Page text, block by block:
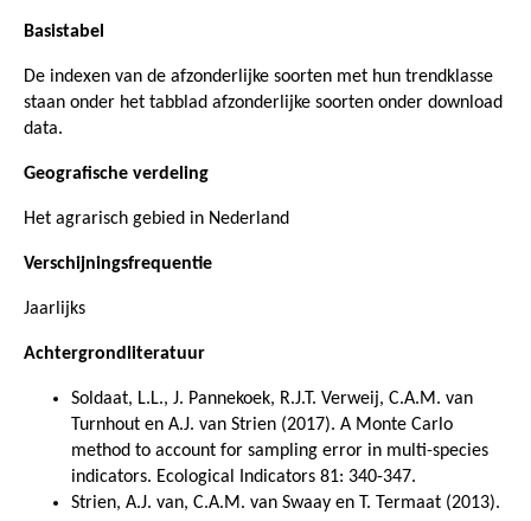
Basistabel
De indexen van de afzonderlijke soorten met hun trendklasse
staan onder het tabblad afzonderlijke soorten onder download
data.
Geografische verdeling
Het agrarisch gebied in Nederland
Verschijningsfrequentie
Jaarlijks
Achtergrondliteratuur
Soldaat, L.L., J. Pannekoek, R.J.T. Verweij, C.A.M. van
Turnhout en A.J. van Strien (2017). A Monte Carlo
method to account for sampling error in multi-species
indicators. Ecological Indicators 81: 340-347.
Strien, A.J. van, C.A.M. van Swaay en T. Termaat (2013).